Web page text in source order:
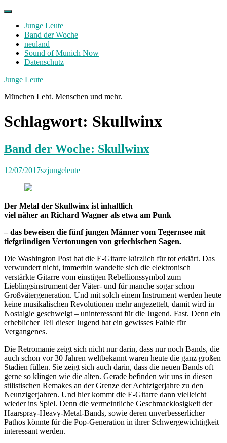
Skip
contentJunge Leute
Band der Woche
neuland
Sound of Munich Now
Datenschutz
Facebook
Twitter
Instagram
Junge Leute
München Lebt. Menschen und mehr.
Schlagwort: Skullwinx
Band der Woche: Skullwinx
12/07/2017szjungeleute
Der Metal der Skullwinx ist inhaltlich
viel näher an Richard Wagner als etwa am Punk
– das beweisen die fünf jungen Männer vom Tegernsee mit
tiefgründigen Vertonungen von griechischen Sagen.
Die Washington Post hat die E-Gitarre kürzlich für tot erklärt. Das
verwundert nicht, immerhin wandelte sich die elektronisch
verstärkte Gitarre vom einstigen Rebellionssymbol zum
Lieblingsinstrument der Väter- und für manche sogar schon
Großvätergeneration. Und mit solch einem Instrument werden heute
keine musikalischen Revolutionen mehr angezettelt, damit wird in
Nostalgie geschwelgt – uninteressant für die Jugend. Fast. Denn ein
erheblicher Teil dieser Jugend hat ein gewisses Faible für
Vergangenes.
Die Retromanie zeigt sich nicht nur darin, dass nur noch Bands, die
auch schon vor 30 Jahren weltbekannt waren heute die ganz großen
Stadien füllen. Sie zeigt sich auch darin, dass die neuen Bands oft
gerne so klingen wie die alten. Gerade befinden wir uns in diesen
stilistischen Remakes an der Grenze der Achtzigerjahre zu den
Neunzigerjahren. Und hier kommt die E-Gitarre dann vielleicht
wieder ins Spiel. Denn die vermeintliche Geschmacklosigkeit der
Haarspray-Heavy-Metal-Bands, sowie deren unverbesserlicher
Pathos könnte für die Pop-Generation in ihrer Schwergewichtigkeit
interessant werden.